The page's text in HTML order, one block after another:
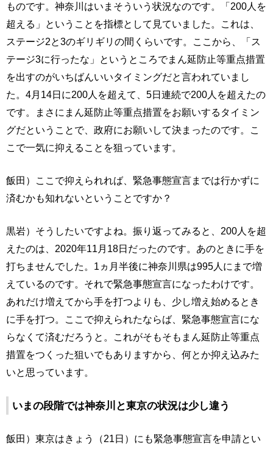
ものです。神奈川はいまそういう状況なのです。「200人を
超える」ということを指標として見ていました。これは、
ステージ2と3のギリギリの間くらいです。ここから、「ス
テージ3に行ったな」というところでまん延防止等重点措置
を出すのがいちばんいいタイミングだと言われていまし
た。4月14日に200人を超えて、5日連続で200人を超えたの
です。まさにまん延防止等重点措置をお願いするタイミン
グだということで、政府にお願いして決まったのです。こ
こで一気に抑えることを狙っています。
飯田）ここで抑えられれば、緊急事態宣言までは行かずに
済むかも知れないということですか？
黒岩）そうしたいですよね。振り返ってみると、200人を超
えたのは、2020年11月18日だったのです。あのときに手を
打ちませんでした。1ヵ月半後に神奈川県は995人にまで増
えているのです。それで緊急事態宣言になったわけです。
あれだけ増えてから手を打つよりも、少し増え始めるとき
に手を打つ。ここで抑えられたならば、緊急事態宣言にな
らなくて済むだろうと。これがそもそもまん延防止等重点
措置をつくった狙いでもありますから、何とか抑え込みた
いと思っています。
いまの段階では神奈川と東京の状況は少し違う
飯田）東京はきょう（21日）にも緊急事態宣言を申請とい